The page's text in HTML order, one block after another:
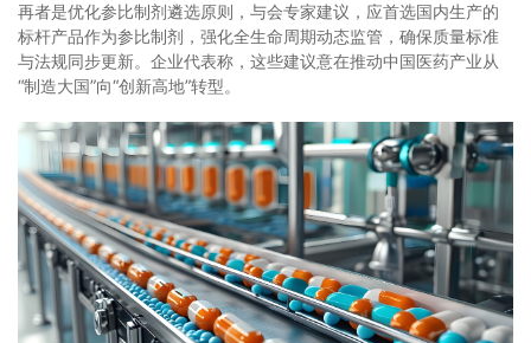
再者是优化参比制剂遴选原则，与会专家建议，应首选国内生产的
标杆产品作为参比制剂，强化全生命周期动态监管，确保质量标准
与法规同步更新。企业代表称，这些建议意在推动中国医药产业从
“制造大国”向“创新高地”转型。